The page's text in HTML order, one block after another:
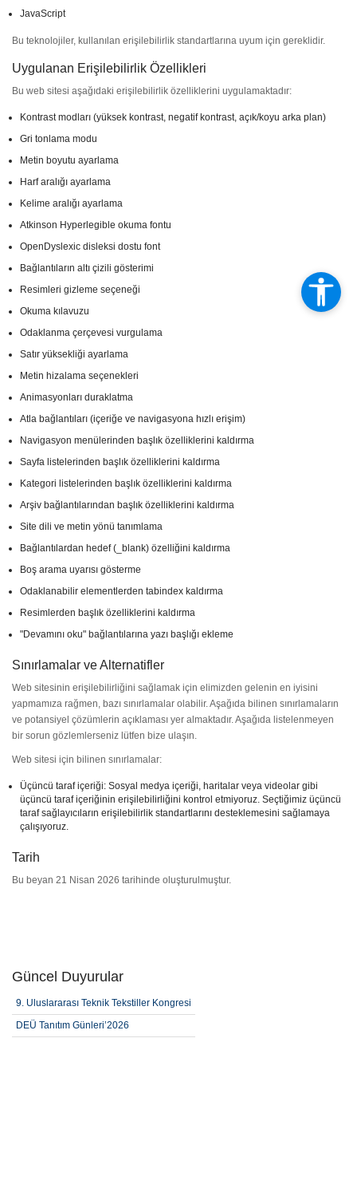
JavaScript
Bu teknolojiler, kullanılan erişilebilirlik standartlarına uyum için gereklidir.
Uygulanan Erişilebilirlik Özellikleri
Bu web sitesi aşağıdaki erişilebilirlik özelliklerini uygulamaktadır:
Kontrast modları (yüksek kontrast, negatif kontrast, açık/koyu arka plan)
Gri tonlama modu
Metin boyutu ayarlama
Harf aralığı ayarlama
Kelime aralığı ayarlama
Atkinson Hyperlegible okuma fontu
OpenDyslexic disleksi dostu font
Bağlantıların altı çizili gösterimi
Resimleri gizleme seçeneği
Okuma kılavuzu
Odaklanma çerçevesi vurgulama
Satır yüksekliği ayarlama
Metin hizalama seçenekleri
Animasyonları duraklatma
Atla bağlantıları (içeriğe ve navigasyona hızlı erişim)
Navigasyon menülerinden başlık özelliklerini kaldırma
Sayfa listelerinden başlık özelliklerini kaldırma
Kategori listelerinden başlık özelliklerini kaldırma
Arşiv bağlantılarından başlık özelliklerini kaldırma
Site dili ve metin yönü tanımlama
Bağlantılardan hedef (_blank) özelliğini kaldırma
Boş arama uyarısı gösterme
Odaklanabilir elementlerden tabindex kaldırma
Resimlerden başlık özelliklerini kaldırma
"Devamını oku" bağlantılarına yazı başlığı ekleme
Sınırlamalar ve Alternatifler
Web sitesinin erişilebilirliğini sağlamak için elimizden gelenin en iyisini
yapmamıza rağmen, bazı sınırlamalar olabilir. Aşağıda bilinen sınırlamaların
ve potansiyel çözümlerin açıklaması yer almaktadır. Aşağıda listelenmeyen
bir sorun gözlemlerseniz lütfen bize ulaşın.
Web sitesi için bilinen sınırlamalar:
Üçüncü taraf içeriği: Sosyal medya içeriği, haritalar veya videolar gibi
üçüncü taraf içeriğinin erişilebilirliğini kontrol etmiyoruz. Seçtiğimiz üçüncü
taraf sağlayıcıların erişilebilirlik standartlarını desteklemesini sağlamaya
çalışıyoruz.
Tarih
Bu beyan 21 Nisan 2026 tarihinde oluşturulmuştur.
Güncel Duyurular
9. Uluslararası Teknik Tekstiller Kongresi
DEÜ Tanıtım Günleri’2026